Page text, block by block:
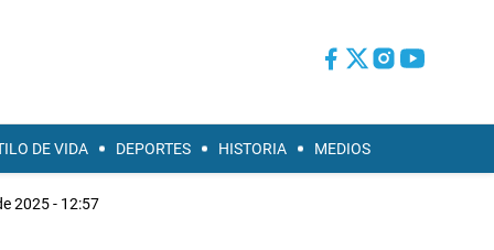
DE VIDA DEPORTES HISTORIA MEDIOS
2025 - 12:57